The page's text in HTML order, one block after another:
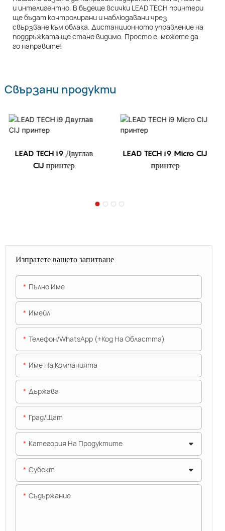
и интелигентно. В бъдеще всички LEAD TECH принтери
ще бъдат контролирани и наблюдавани чрез
свързване към облака. Дистанционното управление на
поддръжката ще стане видимо. Просто е, можете да
го направите!
Свързани продукти
LEAD TECH i9 Двуглав
CIJ принтер
LEAD TECH i9 Micro CIJ
принтер
Изпратете вашето запитване
Пълно Име
Имейл
Телефон/WhatsApp (+Код На Областта)
Име На Компанията
Държава
Град/щат
Категория На Продуктите
Субект
Съдържание